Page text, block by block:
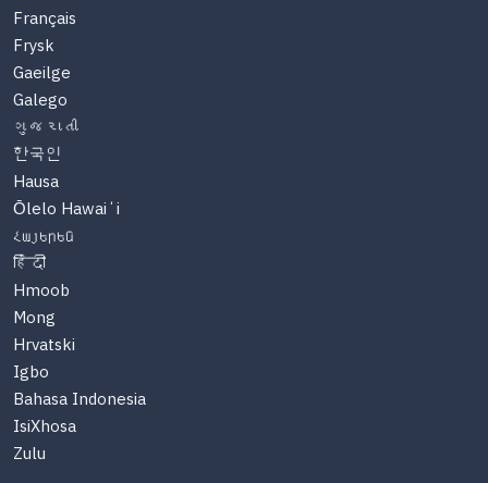
Français
Frysk
Gaeilge
Galego
ગુજરાતી
한국인
Hausa
Ōlelo Hawaiʻi
Հայերեն
हिंदी
Hmoob
Mong
Hrvatski
Igbo
Bahasa Indonesia
IsiXhosa
Zulu